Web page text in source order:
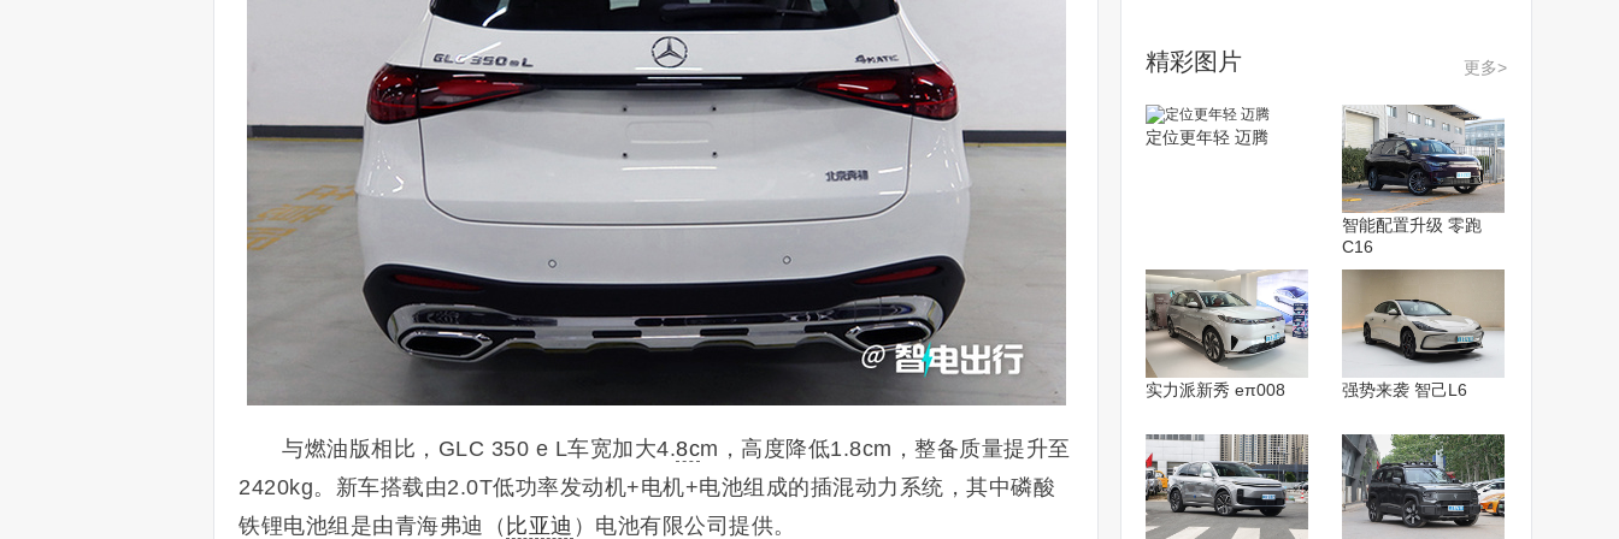
与燃油版相比，GLC 350 e L车宽加大4.8cm，高度降低1.8cm，整备质量提升至
2420kg。 新车搭载由2.0T低功率发动机+电机+电池组成的插混动力系统，其中磷酸
铁锂电池组是由青海弗迪（ 比亚迪 ）电池有限公司提供。
精彩图片 更多>
定位更年轻 迈腾
智能配置升级 零跑
C16
实力派新秀 eπ008 强势来袭 智己L6